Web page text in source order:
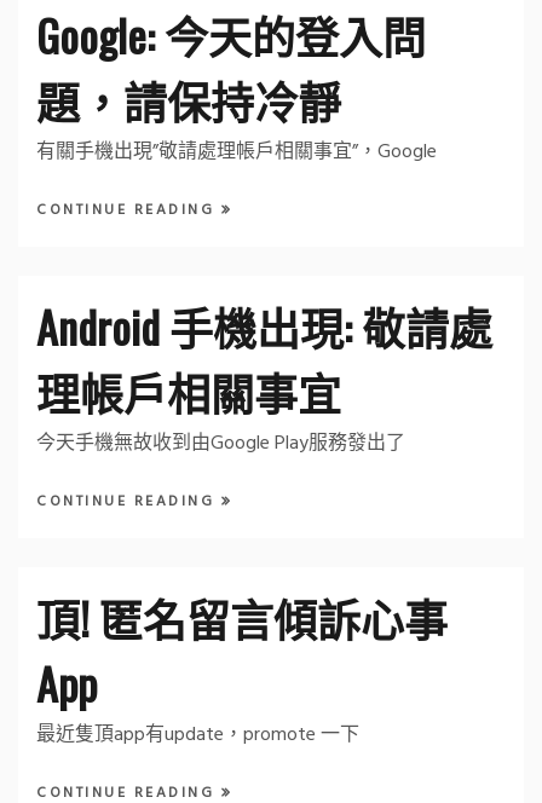
Google: 今天的登入問
題，請保持冷靜
有關手機出現”敬請處理帳戶相關事宜”，Google
CONTINUE READING
Android 手機出現: 敬請處
理帳戶相關事宜
今天手機無故收到由Google Play服務發出了
CONTINUE READING
頂! 匿名留言傾訴心事
App
最近隻頂app有update，promote 一下
CONTINUE READING